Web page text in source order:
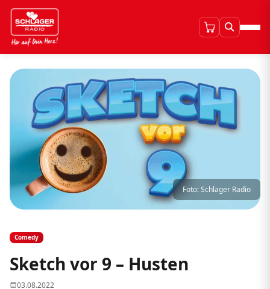
Foto: Schlager Radio
Comedy
Sketch vor 9 – Husten
03.08.2022